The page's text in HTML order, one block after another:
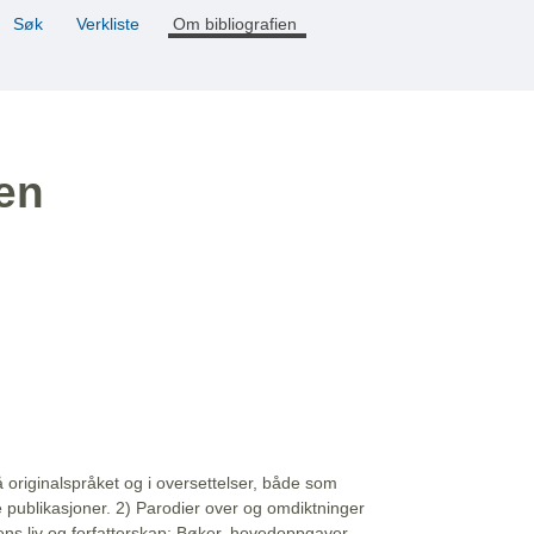
Søk Verkliste Om bibliografien
og i oversettelser, både som
2) Parodier over og omdiktninger